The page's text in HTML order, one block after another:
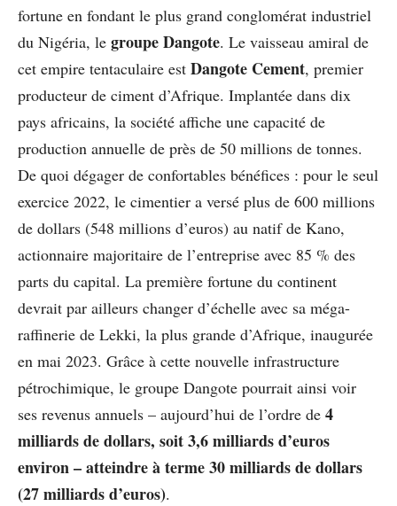
fortune en fondant le plus grand conglomérat industriel
du Nigéria, le groupe Dangote. Le vaisseau amiral de
cet empire tentaculaire est Dangote Cement, premier
producteur de ciment d’Afrique. Implantée dans dix
pays africains, la société affiche une capacité de
production annuelle de près de 50 millions de tonnes.
De quoi dégager de confortables bénéfices : pour le seul
exercice 2022, le cimentier a versé plus de 600 millions
de dollars (548 millions d’euros) au natif de Kano,
actionnaire majoritaire de l’entreprise avec 85 % des
parts du capital. La première fortune du continent
devrait par ailleurs changer d’échelle avec sa méga-
raffinerie de Lekki, la plus grande d’Afrique, inaugurée
en mai 2023. Grâce à cette nouvelle infrastructure
pétrochimique, le groupe Dangote pourrait ainsi voir
ses revenus annuels – aujourd’hui de l’ordre de 4
milliards de dollars, soit 3,6 milliards d’euros
environ – atteindre à terme 30 milliards de dollars
(27 milliards d’euros).